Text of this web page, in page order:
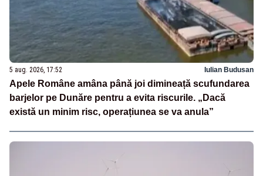
5 aug. 2026, 17:52 Iulian Budusan
Apele Române amâna până joi dimineață scufundarea
barjelor pe Dunăre pentru a evita riscurile. „Dacă
există un minim risc, operațiunea se va anula”